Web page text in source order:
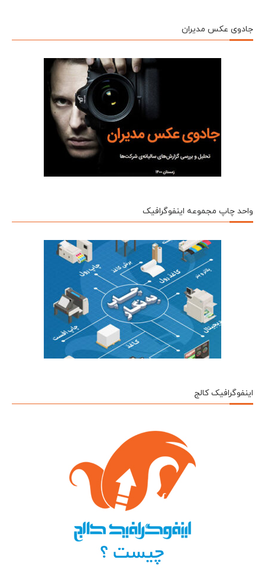
جادوی عکس مدیران
واحد چاپ مجموعه اینفوگرافیک
اینفوگرافیک کالج